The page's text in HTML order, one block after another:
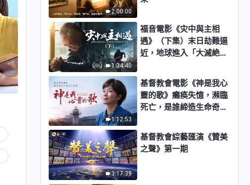
1:14:57
末世基督座談紀要《認識六方面
敗壞性情才是真實認識自己》中
集
末世基督座談紀要《認識六方面
敗壞性情才是真實認識自己》下
集
27:18
末世基督座談紀要《什麽是真理
實際》上集
1:03:12
末世基督座談紀要《什麽是真理
實際》中集
2:00:00
1:34:40
福音電影《灾中與主相
遇》（下集）末日劫難逼
近，地球進入「大滅絶時
你準備好逃生了嗎？
1:12:53
基督教會電影《神是我心
靈的歌》癱痪失憶，瀕臨
死亡，是誰締造生命奇
3:17:39
基督教會綜藝匯演《贊美
之聲》第一期